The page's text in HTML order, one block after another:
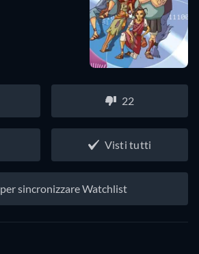
22
Visti tutti
per sincronizzare Watchlist